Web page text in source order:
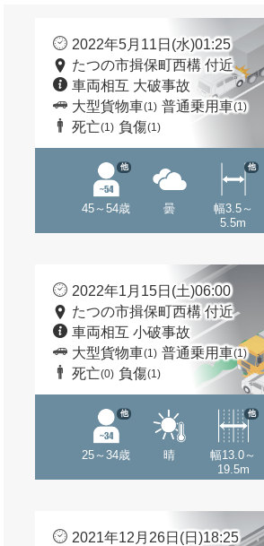
2022年5月11日(水)01:25
たつの市揖保町西構 付近
車両相互 大破事故
大型貨物車(1) 普通乗用車(1)
死亡(1) 負傷(1)
45～54歳
他
曇
幅3.5～
5.5m
他
2022年1月15日(土)06:00
たつの市揖保町西構 付近
車両相互 小破事故
大型貨物車(1) 普通乗用車(1)
死亡(0) 負傷(1)
25～34歳
他
晴
幅13.0～
19.5m
他
2021年12月26日(日)18:25